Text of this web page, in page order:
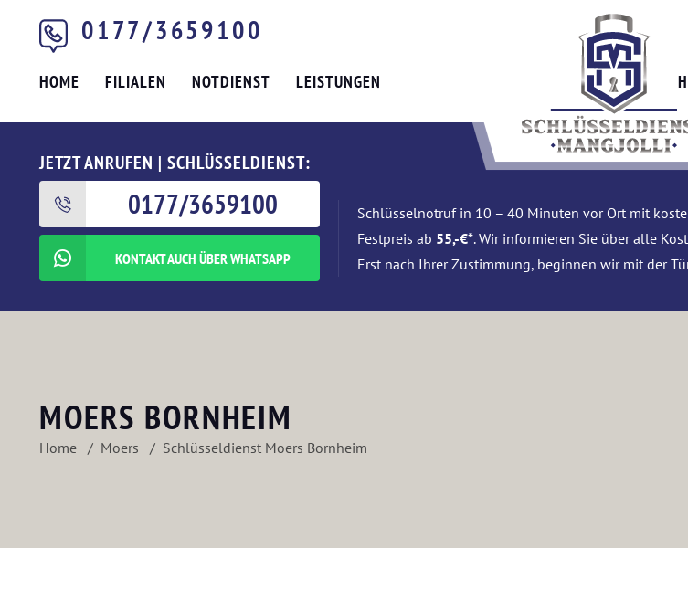
0177/3659100
HOME FILIALEN NOTDIENST LEISTUNGEN
JETZT ANRUFEN | SCHLÜSSELDIENST:
0177/3659100
KONTAKT AUCH ÜBER WHATSAPP
Schlüsselnotruf in 10 – 40 Minuten vor Ort mit
Festpreis ab 55,-€*. Wir informieren Sie über alle
Erst nach Ihrer Zustimmung, beginnen wir mit der
MOERS BORNHEIM
Home Moers Schlüsseldienst Moers Bornheim